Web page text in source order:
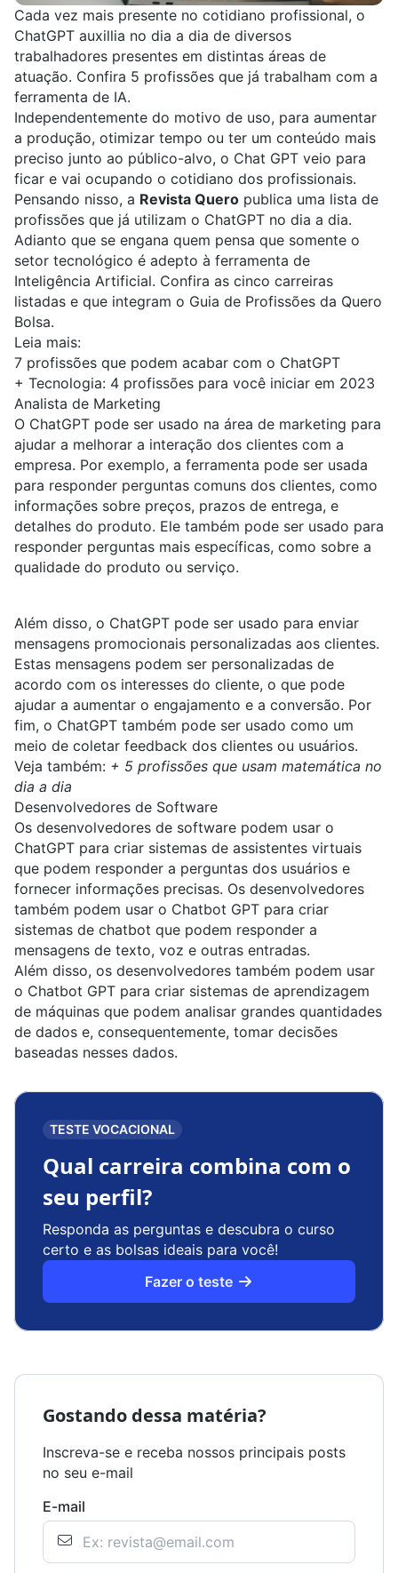
Cada vez mais presente no cotidiano profissional, o
ChatGPT auxillia no dia a dia de diversos
trabalhadores presentes em distintas áreas de
atuação. Confira 5 profissões que já trabalham com a
ferramenta de IA.
Independentemente do motivo de uso, para aumentar
a produção, otimizar tempo ou ter um conteúdo mais
preciso junto ao público-alvo, o Chat GPT veio para
ficar e vai ocupando o cotidiano dos profissionais.
Pensando nisso, a Revista Quero publica uma lista de
profissões que já utilizam o ChatGPT no dia a dia.
Adianto que se engana quem pensa que somente o
setor tecnológico é adepto à ferramenta de
Inteligência Artificial. Confira as cinco carreiras
listadas e que integram o Guia de Profissões da Quero
Bolsa.
Leia mais:
7 profissões que podem acabar com o ChatGPT
+ Tecnologia: 4 profissões para você iniciar em 2023
Analista de Marketing
O ChatGPT pode ser usado na área de marketing para
ajudar a melhorar a interação dos clientes com a
empresa. Por exemplo, a ferramenta pode ser usada
para responder perguntas comuns dos clientes, como
informações sobre preços, prazos de entrega, e
detalhes do produto. Ele também pode ser usado para
responder perguntas mais específicas, como sobre a
qualidade do produto ou serviço.
Além disso, o ChatGPT pode ser usado para enviar
mensagens promocionais personalizadas aos clientes.
Estas mensagens podem ser personalizadas de
acordo com os interesses do cliente, o que pode
ajudar a aumentar o engajamento e a conversão. Por
fim, o ChatGPT também pode ser usado como um
meio de coletar feedback dos clientes ou usuários.
Veja também: + 5 profissões que usam matemática no
dia a dia
Desenvolvedores de Software
Os desenvolvedores de software podem usar o
ChatGPT para criar sistemas de assistentes virtuais
que podem responder a perguntas dos usuários e
fornecer informações precisas. Os desenvolvedores
também podem usar o Chatbot GPT para criar
sistemas de chatbot que podem responder a
mensagens de texto, voz e outras entradas.
Além disso, os desenvolvedores também podem usar
o Chatbot GPT para criar sistemas de aprendizagem
de máquinas que podem analisar grandes quantidades
de dados e, consequentemente, tomar decisões
baseadas nesses dados.
TESTE VOCACIONAL
Qual carreira combina com o
seu perfil?
Responda as perguntas e descubra o curso
certo e as bolsas ideais para você!
Fazer o teste
Gostando dessa matéria?
Inscreva-se e receba nossos principais posts
no seu e-mail
E-mail